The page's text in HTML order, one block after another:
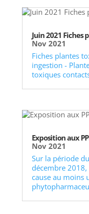
Juin 2021 Fiches
Nov 2021
Fiches plantes
ingestion -
toxiques
Exposition aux
Nov 2021
Sur la période
décembre
cause au moins